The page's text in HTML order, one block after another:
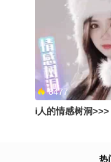
儿化音对于我们
很陌生呀#千里文
夏到我了 #搞笑是
格夏日美好
8477
i人的情感树洞>>>
热